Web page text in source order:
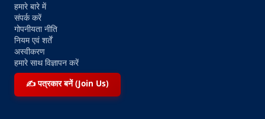
हमारे बारे में
संपर्क करें
गोपनीयता नीति
नियम एवं शर्तें
अस्वीकरण
हमारे साथ विज्ञापन करें
✍️ पत्रकार बनें (Join Us)